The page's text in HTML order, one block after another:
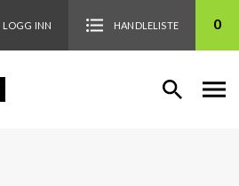
LOGG INN HANDLELISTE 0